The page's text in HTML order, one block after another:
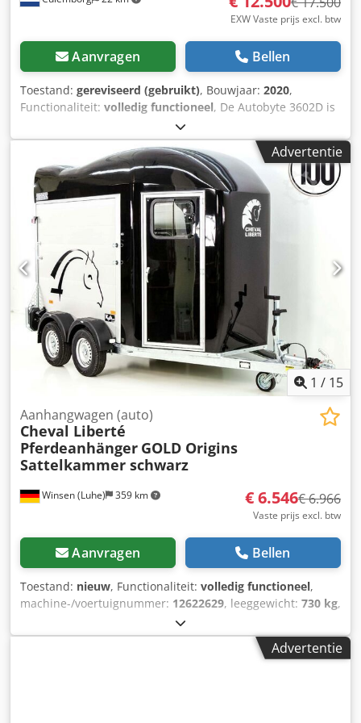
voertuigtransporten Dcodpfxozrri Se Ai Rsk ----UW VTS-
EXW Vaste prijs excl. btw
Aanvragen Bellen
Toestand: gereviseerd (gebruikt), Bouwjaar: 2020,
Functionaliteit: volledig functioneel, De Autobyte 3602D is
hét geautomatiseerde snijsysteem voor professionals die
snelheid, nauwkeurigheid en rendement willen
combineren. Dankzij hoogwaardige Morso guillotine-
messen realiseert u perfecte 45° hoeken in hout, kunststof
en MDF – elke keer opnieuw. Dodpfxow U D E Ee Ai Rjck
Met een capaciteit van meer dan 500 lijsten per uur tilt u
uw productie direct naar een hoger niveau. Tegelijkertijd
bespaart u aanzienlijk op materiaal: slechts 1 mm
zaagverlies per snede, waar conventionele zagen tot wel 6
mm verliezen. Slimme automatisering maakt het verschil:
Automatische belader voor tot 13 lengtes Klemsysteem
voor maximale stabiliteit en precisie Geïntegreerde splitter
die zaagstukken sorteert en afval direct afvoert Volledige
controle via een Mitsubishi touchscreen en PLC-besturing,
gecombineerd met betrouwbare SMC pneumatiek.
Resultaat: hogere output, minder verspilling en
consistente topkwaliteit – precies wat uw productie nodig
heeft.
Advertentie
1 / 15
Winsen (Luhe) 359 km
Aanhangwagen (auto)
Cheval Liberté
Pferdeanhänger GOLD Origins
Sattelkammer schwarz
€ 6.546€ 6.966
Vaste prijs excl. btw
Aanvragen Bellen
Toestand: nieuw, Functionaliteit: volledig functioneel,
machine-/voertuignummer: 12622629, leeggewicht: 730 kg,
1.270 kg
asconfiguratie:2 assen, laadruimte lengte:3.280 mm,
, laadruimtehoogte:2.300
Advertentie